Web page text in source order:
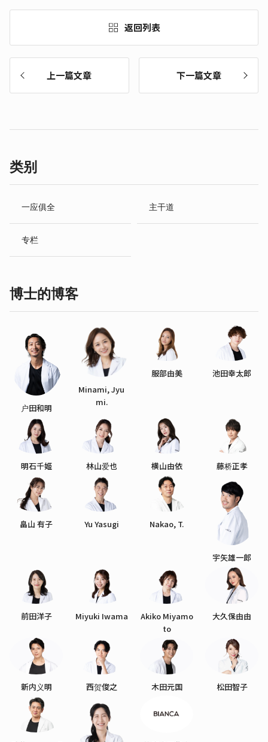
上一篇文章
返回列表
下一篇文章
类别
一应俱全 主干道
专栏
博士的博客
户田和明
Minami, Jyu
mi.
服部由美 池田幸太郎
明石千姬 林山爱也 横山由依 藤桥正孝
畠山 有子 Yu Yasugi Nakao, T.
宇矢雄一郎
前田洋子 Miyuki Iwama
Akiko Miyamo
to
大久保由由
新内义明 西贺俊之 木田元国 松田智子